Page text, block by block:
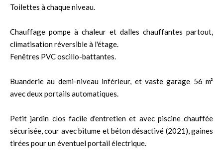
Toilettes à chaque niveau.
Chauffage pompe à chaleur et dalles chauffantes partout,
climatisation réversible à l'étage.
Fenêtres PVC oscillo-battantes.
Buanderie au demi-niveau inférieur, et vaste garage 56 m²
avec deux portails automatiques.
Petit jardin clos facile d'entretien et avec piscine chauffée
sécurisée, cour avec bitume et béton désactivé (2021), gaines
tirées pour un éventuel portail électrique.